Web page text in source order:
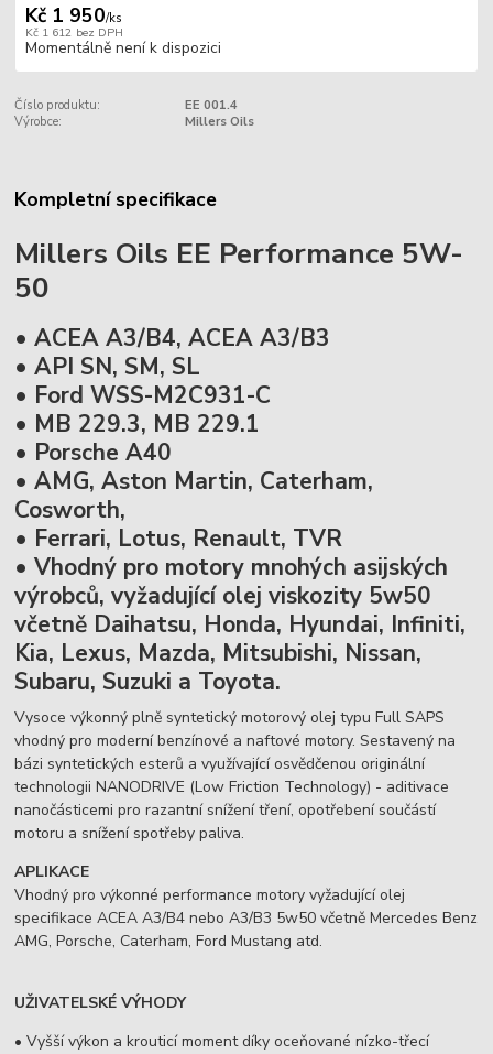
Kč 1 950/ks
Kč 1 612 bez DPH
Momentálně není k dispozici
Číslo produktu:
EE 001.4
Výrobce:
Millers Oils
Kompletní specifikace
Millers Oils EE Performance 5W-
50
• ACEA A3/B4, ACEA A3/B3
• API SN, SM, SL
• Ford WSS-M2C931-C
• MB 229.3, MB 229.1
• Porsche A40
• AMG, Aston Martin, Caterham,
Cosworth,
• Ferrari, Lotus, Renault, TVR
• Vhodný pro motory mnohých asijských
výrobců, vyžadující olej viskozity 5w50
včetně Daihatsu, Honda, Hyundai, Infiniti,
Kia, Lexus, Mazda, Mitsubishi, Nissan,
Subaru, Suzuki a Toyota.
Vysoce výkonný plně syntetický motorový olej typu Full SAPS
vhodný pro moderní benzínové a naftové motory. Sestavený na
bázi syntetických esterů a využívající osvědčenou originální
technologii NANODRIVE (Low Friction Technology) - aditivace
nanočásticemi pro razantní snížení tření, opotřebení součástí
motoru a snížení spotřeby paliva.
APLIKACE
Vhodný pro výkonné performance motory vyžadující olej
specifikace ACEA A3/B4 nebo A3/B3 5w50 včetně Mercedes Benz
AMG, Porsche, Caterham, Ford Mustang atd.
UŽIVATELSKÉ VÝHODY
• Vyšší výkon a krouticí moment díky oceňované nízko-třecí